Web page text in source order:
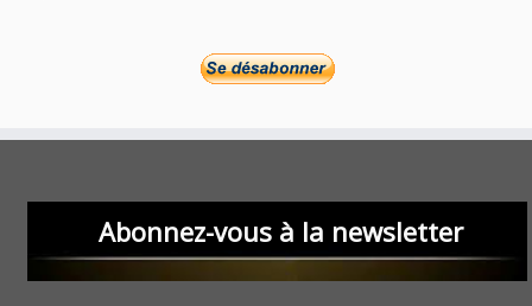
Abonnez-vous à la newsletter